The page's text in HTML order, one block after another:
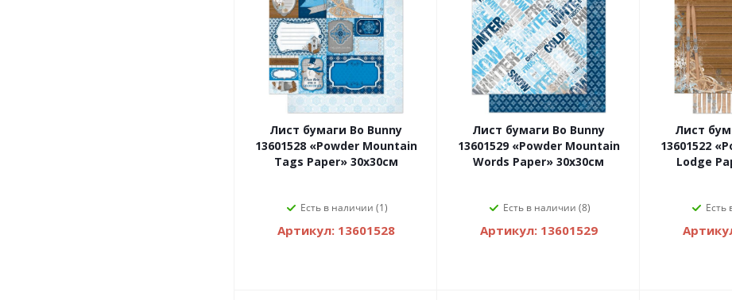
Лист бумаги Bo Bunny
13601528 «Powder Mountain
Tags Paper» 30х30см
Есть в наличии (1)
Артикул: 13601528
Лист бумаги Bo Bunny
13601529 «Powder Mountain
Words Paper» 30х30см
Есть в наличии (8)
Артикул: 13601529
Лист
13601522
Lodge
Есть